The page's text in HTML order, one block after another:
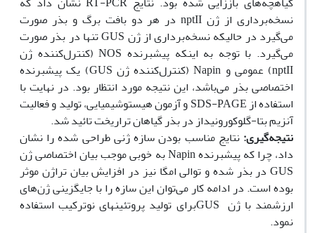
نسخه‌برداری از ژن nptII در هر دو بافت برگ و بذر صورت
می‌گیرد در حالیکه نسخه‌برداری از ژن GUS تنها در بذر صورت
می‌گیرد. با توجه به اینکه پیشبرنده NOS (کنترل‌کننده ژن
nptII) عمومی و Napin (کنترل‌کننده ژن GUS) یک پیشبرنده
اختصاصی بذر می‌باشد، این نتیجه مورد انتظار بود. در نهایت با
استفاده از SDS-PAGE و آزمون هیستوشیمیایی، تولید و فعالیت
آنزیم بتا-گلوکورونیداز در بذر گیاهان تراریخت تائید شد.
نتیجه‌گیری: نتایج مناسب بودن سازه ژنی طراحی شده را نشان
داد، چرا که پیشبرنده Napin به خوبی موجب بیان اختصاصی ژن
GUS در بذر شده و توالی امگا نیز در افزایش بیان تراژن موثر
بوده است. در ادامه کار می‌توان این سازه را با جایگزینی ژن‌های
ارزشمند با ژن GUSبرای تولید پروتئینهای نوترکیب استفاده
نمود.